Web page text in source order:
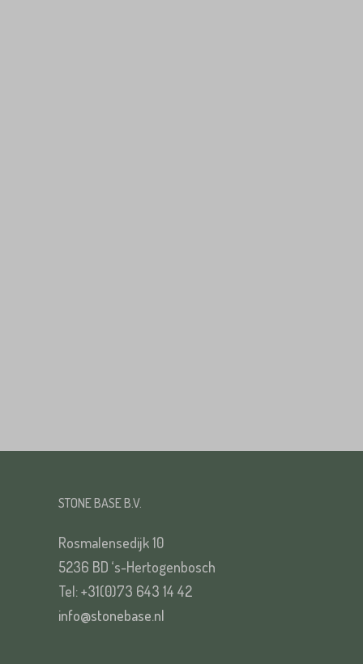
STONE BASE B.V.
Rosmalensedijk 10
5236 BD ‘s-Hertogenbosch
Tel: +31(0)73 643 14 42
info@stonebase.nl